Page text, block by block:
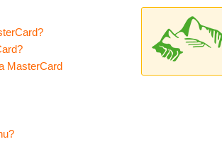
MasterCard